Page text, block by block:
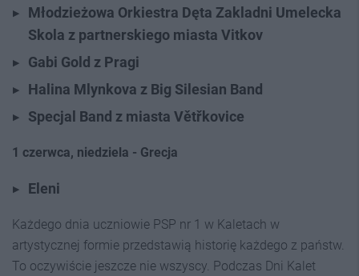
Młodzieżowa Orkiestra Dęta Zakladni Umelecka
Skola z partnerskiego miasta Vitkov
Gabi Gold z Pragi
Halina Mlynkova z Big Silesian Band
Specjal Band z miasta Větřkovice
1 czerwca, niedziela - Grecja
Eleni
Każdego dnia uczniowie PSP nr 1 w Kaletach w
artystycznej formie przedstawią historię każdego z państw.
To oczywiście jeszcze nie wszyscy. Podczas Dni Kalet